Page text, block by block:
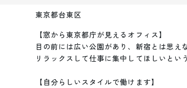
東京都台東区
【窓から東京都庁が見えるオフィス】
目の前には広い公園があり、新宿とは思え
リラックスして仕事に集中してほしいとい
【自分らしいスタイルで働けます】